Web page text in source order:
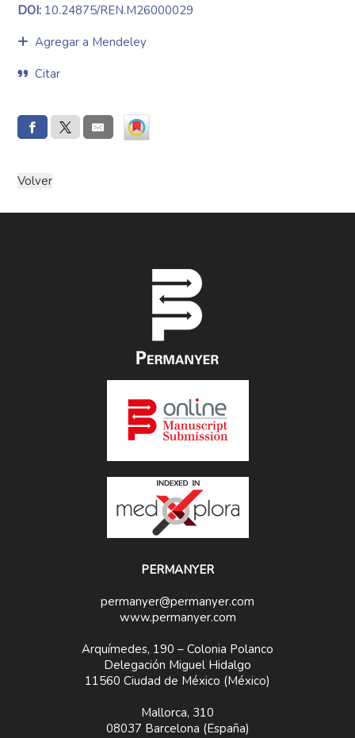
DOI: 10.24875/REN.M26000029
Agregar a Mendeley
Citar
PERMANYER
permanyer@permanyer.com
www.permanyer.com
Arquímedes, 190 – Colonia Polanco
Delegación Miguel Hidalgo
11560 Ciudad de México (México)
Mallorca, 310
08037 Barcelona (España)